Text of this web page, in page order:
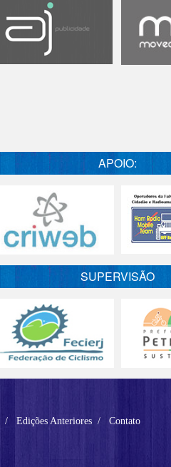
APOIO:
SUPERVISÃO
Edições Anteriores Contato